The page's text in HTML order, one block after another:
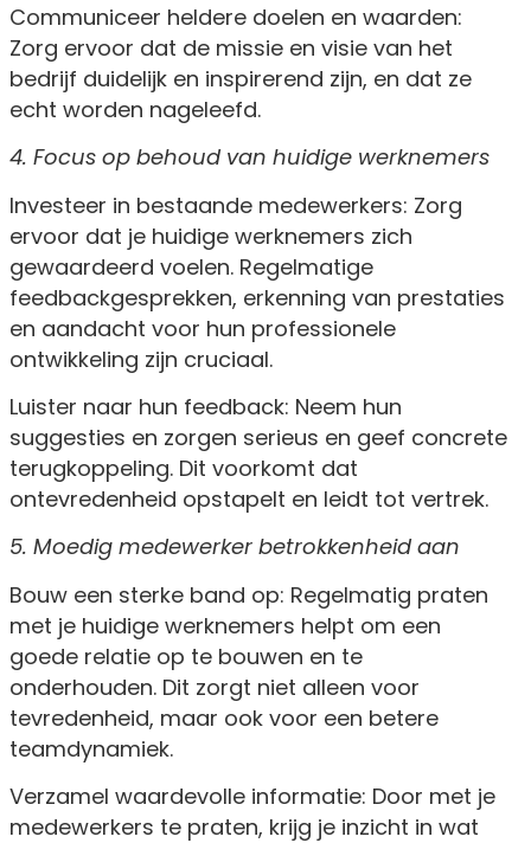
Communiceer heldere doelen en waarden:
Zorg ervoor dat de missie en visie van het
bedrijf duidelijk en inspirerend zijn, en dat ze
echt worden nageleefd.
4. Focus op behoud van huidige werknemers
Investeer in bestaande medewerkers: Zorg
ervoor dat je huidige werknemers zich
gewaardeerd voelen. Regelmatige
feedbackgesprekken, erkenning van prestaties
en aandacht voor hun professionele
ontwikkeling zijn cruciaal.
Luister naar hun feedback: Neem hun
suggesties en zorgen serieus en geef concrete
terugkoppeling. Dit voorkomt dat
ontevredenheid opstapelt en leidt tot vertrek.
5. Moedig medewerker betrokkenheid aan
Bouw een sterke band op: Regelmatig praten
met je huidige werknemers helpt om een
goede relatie op te bouwen en te
onderhouden. Dit zorgt niet alleen voor
tevredenheid, maar ook voor een betere
teamdynamiek.
Verzamel waardevolle informatie: Door met je
medewerkers te praten, krijg je inzicht in wat